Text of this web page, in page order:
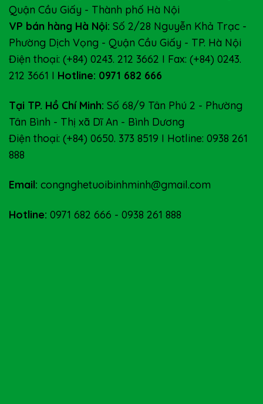
Quận Cầu Giấy - Thành phố Hà Nội
VP bán hàng Hà Nội: Số 2/28 Nguyễn Khả Trạc -
Phường Dịch Vọng - Quận Cầu Giấy - TP. Hà Nội
Điện thoại: (+84) 0243. 212 3662 I Fax: (+84) 0243.
212 3661 I Hotline: 0971 682 666
Tại TP. Hồ Chí Minh: Số 68/9 Tân Phú 2 - Phường
Tân Bình - Thị xã Dĩ An - Bình Dương
Điện thoại: (+84) 0650. 373 8519 I Hotline: 0938 261
888
Email: congnghetuoibinhminh@gmail.com
Hotline: 0971 682 666 - 0938 261 888